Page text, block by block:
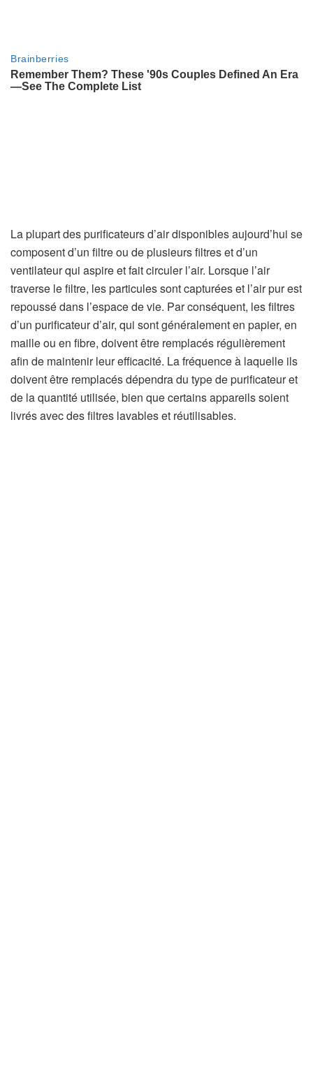
La plupart des purificateurs d’air disponibles aujourd’hui se
composent d’un filtre ou de plusieurs filtres et d’un
ventilateur qui aspire et fait circuler l’air. Lorsque l’air
traverse le filtre, les particules sont capturées et l’air pur est
repoussé dans l’espace de vie. Par conséquent, les filtres
d’un purificateur d’air, qui sont généralement en papier, en
maille ou en fibre, doivent être remplacés régulièrement
afin de maintenir leur efficacité. La fréquence à laquelle ils
doivent être remplacés dépendra du type de purificateur et
de la quantité utilisée, bien que certains appareils soient
livrés avec des filtres lavables et réutilisables.